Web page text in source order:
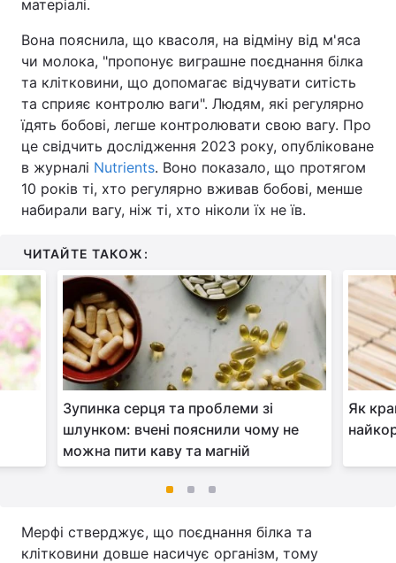
матеріалі.
Вона пояснила, що квасоля, на відміну від м'яса
чи молока, "пропонує виграшне поєднання білка
та клітковини, що допомагає відчувати ситість
та сприяє контролю ваги". Людям, які регулярно
їдять бобові, легше контролювати свою вагу. Про
це свідчить дослідження 2023 року, опубліковане
в журналі Nutrients. Воно показало, що протягом
10 років ті, хто регулярно вживав бобові, менше
набирали вагу, ніж ті, хто ніколи їх не їв.
ЧИТАЙТЕ ТАКОЖ:
Зупинка серця та проблеми зі
шлунком: вчені пояснили чому не
можна пити каву та магній
Як
Мерфі стверджує, що поєднання білка та
клітковини довше насичує організм, тому